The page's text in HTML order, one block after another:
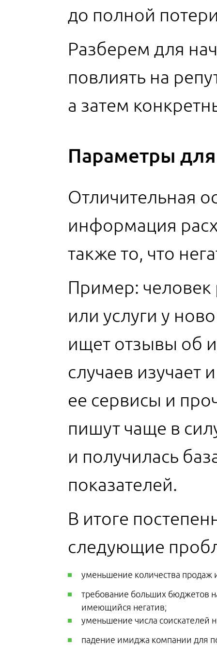
до полной
Разберем для
повлиять на
а затем
Параметры для
Отличительная
информация
также то, что
Пример: человек
или услуги у
ищет отзывы об
случаев
ее сервисы и
пишут чаще в
и получилась
показателей.
В итоге
следующие
уменьшение количества продаж
требование больших бюджетов
имеющийся негатив;
уменьшение числа соискателей
падение имиджа компании для